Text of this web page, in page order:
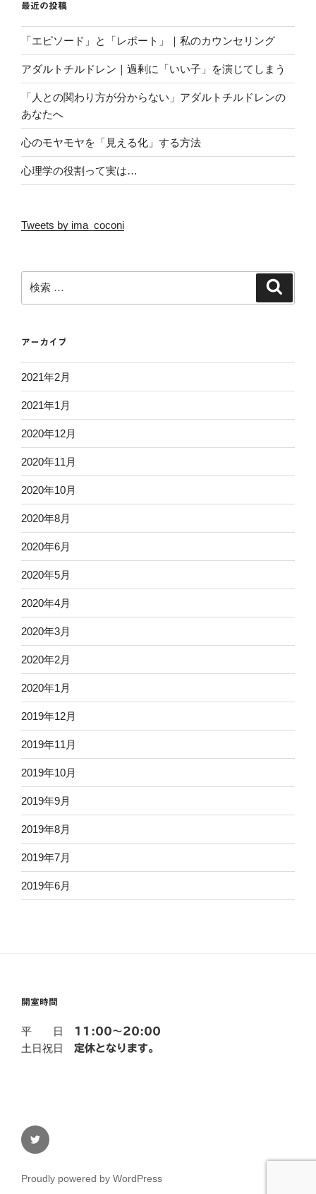
最近の投稿
「エピソード」と「レポート」｜私のカウンセリング
アダルトチルドレン｜過剰に「いい子」を演じてしまう
「人との関わり方が分からない」アダルトチルドレンの
あなたへ
心のモヤモヤを「見える化」する方法
心理学の役割って実は…
Tweets by ima_coconi
検
索:
アーカイブ
2021年2月
2021年1月
2020年12月
2020年11月
2020年10月
2020年8月
2020年6月
2020年5月
2020年4月
2020年3月
2020年2月
2020年1月
2019年12月
2019年11月
2019年10月
2019年9月
2019年8月
2019年7月
2019年6月
開室時間
平 日 11:00～20:00
土日祝日 定休となります。
twitter
Proudly powered by WordPress